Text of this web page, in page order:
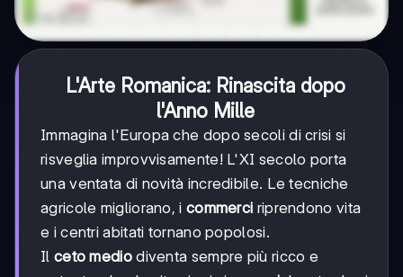
L'Arte Romanica: Rinascita dopo
l'Anno Mille
Immagina l'Europa che dopo secoli di crisi si
risveglia improvvisamente! L'XI secolo porta
una ventata di novità incredibile. Le tecniche
agricole migliorano, i commerci riprendono vita
e i centri abitati tornano popolosi.
Il ceto mediodiventa sempre più ricco e